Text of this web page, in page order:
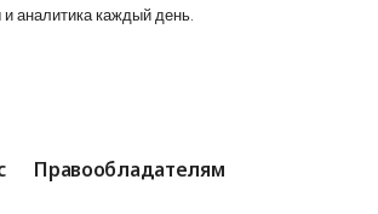
и аналитика каждый день.
Правообладателям